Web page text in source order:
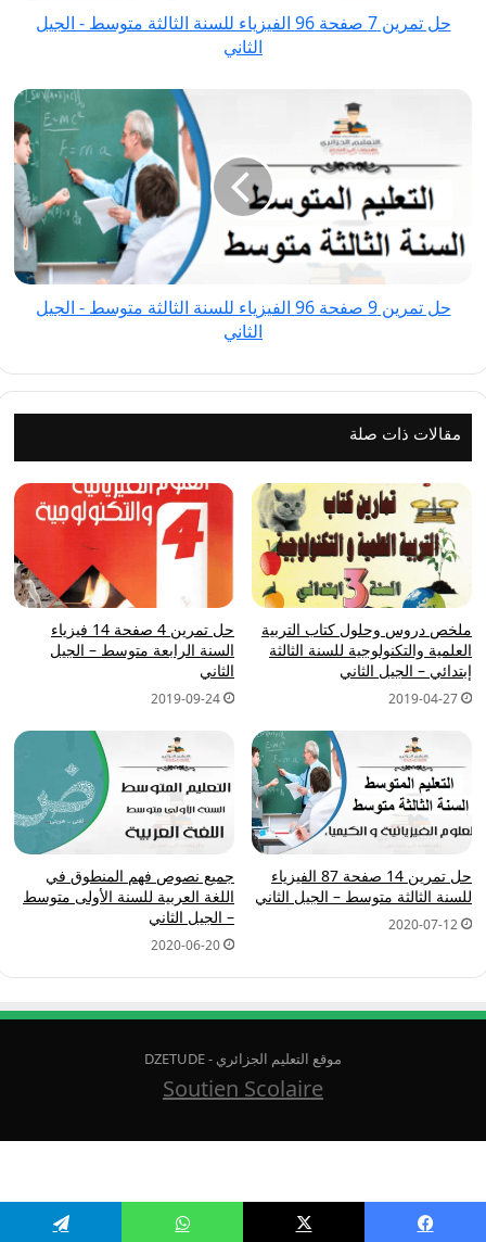
متوسط
حل تمرين 7 صفحة 96 الفيزياء للسنة الثالثة متوسط - الجيل
الثاني
الفيزياء
للسنة
متوسط
الثاني
حل تمرين 9 صفحة 96 الفيزياء للسنة الثالثة متوسط - الجيل
الثاني
مقالات ذات صلة
ملخص دروس وحلول كتاب التربية
العلمية والتكنولوجية للسنة الثالثة
إبتدائي – الجيل الثاني
2019-04-27
حل تمرين 4 صفحة 14 فيزياء
السنة الرابعة متوسط – الجيل
الثاني
2019-09-24
حل تمرين 14 صفحة 87 الفيزياء
للسنة الثالثة متوسط – الجيل الثاني
2020-07-12
جميع نصوص فهم المنطوق في
اللغة العربية للسنة الأولى متوسط
– الجيل الثاني
2020-06-20
موقع التعليم الجزائري - DZETUDE
Soutien Scolaire